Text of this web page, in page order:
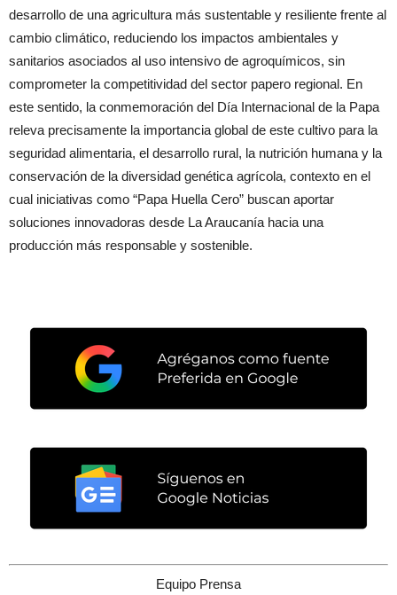
desarrollo de una agricultura más sustentable y resiliente frente al
cambio climático, reduciendo los impactos ambientales y
sanitarios asociados al uso intensivo de agroquímicos, sin
comprometer la competitividad del sector papero regional. En
este sentido, la conmemoración del Día Internacional de la Papa
releva precisamente la importancia global de este cultivo para la
seguridad alimentaria, el desarrollo rural, la nutrición humana y la
conservación de la diversidad genética agrícola, contexto en el
cual iniciativas como “Papa Huella Cero” buscan aportar
soluciones innovadoras desde La Araucanía hacia una
producción más responsable y sostenible.
Equipo Prensa